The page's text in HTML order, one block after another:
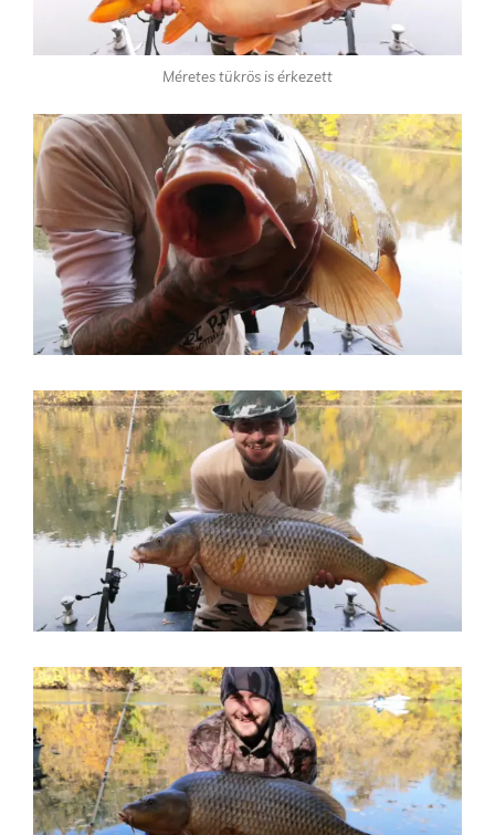
Méretes tükrös is érkezett